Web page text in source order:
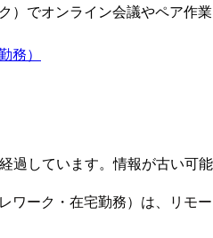
）でオンライン会議やペア
務）
過しています。情報が古い可
ワーク・在宅勤務）は、リモ